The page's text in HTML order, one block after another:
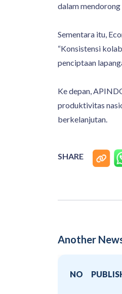
dalam
Sementara itu,
“Konsistensi
penciptaan
Ke depan,
produktivitas
berkelanjutan.
SHARE
Another
NO